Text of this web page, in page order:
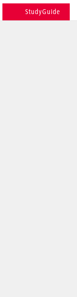
StudyGuide